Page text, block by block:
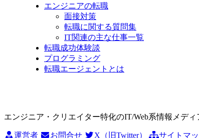
エンジニアの転職
面接対策
転職に関する質問集
IT関連の主な仕事一覧
転職成功体験談
プログラミング
転職エージェントとは
エンジニア・クリエイター特化のIT/Web系情報メディ
運営者 お問合せ X（旧Twitter）
サイトマ